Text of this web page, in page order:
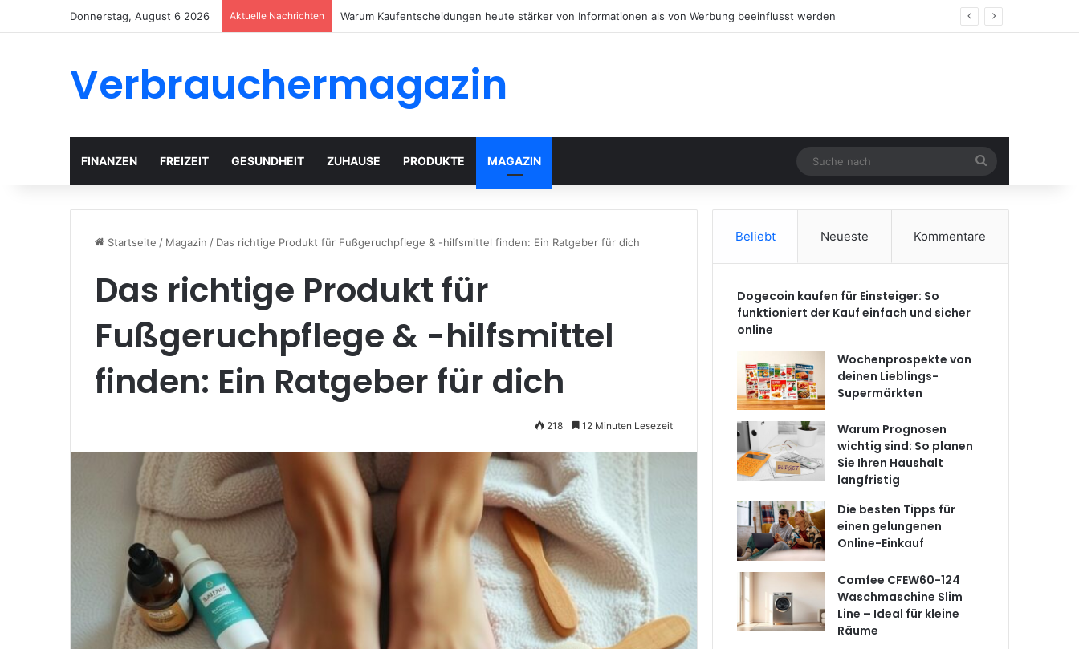
Donnerstag, August 6 2026 Aktuelle Nachrichten Gartenhäuser mit modernem Flachdach: Alles, was Sie 2026 wissen müssen
Verbrauchermagazin
FINANZEN FREIZEIT GESUNDHEIT ZUHAUSE PRODUKTE MAGAZIN
nach
Startseite / Magazin / Das richtige Produkt für Fußgeruchpflege & -hilfsmittel finden: Ein Ratgeber für dich
Das richtige Produkt für
Fußgeruchpflege & -hilfsmittel
finden: Ein Ratgeber für dich
218 12 Minuten Lesezeit
Beliebt Neueste Kommentare
Dogecoin kaufen für Einsteiger: So
funktioniert der Kauf einfach und sicher
online
Wochenprospekte von
deinen Lieblings-
Supermärkten
Warum Prognosen
wichtig sind: So planen
Sie Ihren Haushalt
langfristig
Die besten Tipps für
einen gelungenen
Online-Einkauf
Comfee CFEW60-124
Waschmaschine Slim
Line – Ideal für kleine
Räume